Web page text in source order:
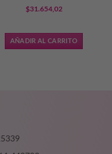
$31.654,02
AÑADIR AL CARRITO